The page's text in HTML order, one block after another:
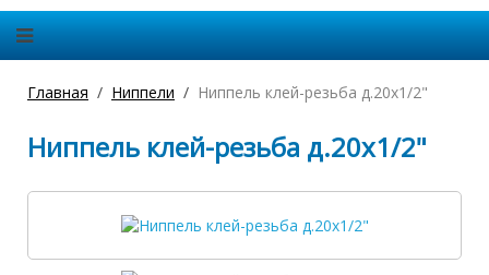
Главная Ниппели Ниппель клей-резьба д.20х1/2"
Ниппель клей-резьба д.20х1/2"